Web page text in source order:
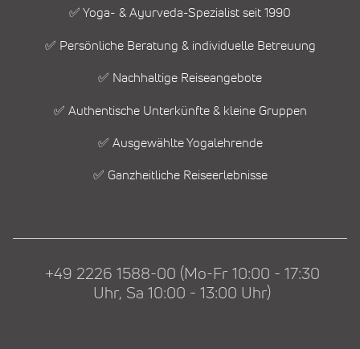
✅ Yoga- & Ayurveda-Spezialist seit 1990
✅ Persönliche Beratung & individuelle Betreuung
✅ Nachhaltige Reiseangebote
✅ Authentische Unterkünfte & kleine Gruppen
✅ Ausgewählte Yogalehrende
✅ Ganzheitliche Reiseerlebnisse
+49 2226 1588-00 (Mo-Fr 10:00 - 17:30
Uhr, Sa 10:00 - 13:00 Uhr)